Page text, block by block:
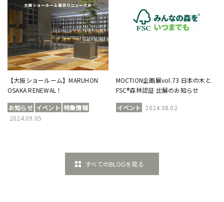
【大阪ショールーム】MARUHON
OSAKA RENEWAL！
お知らせ イベント 特集情報
2024.09.05
MOCTION企画展vol.73 日本の木と
FSC®森林認証 出展のお知らせ
イベント 2024.08.02
すべてのBLOGを見る